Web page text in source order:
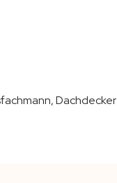
Dachdecker